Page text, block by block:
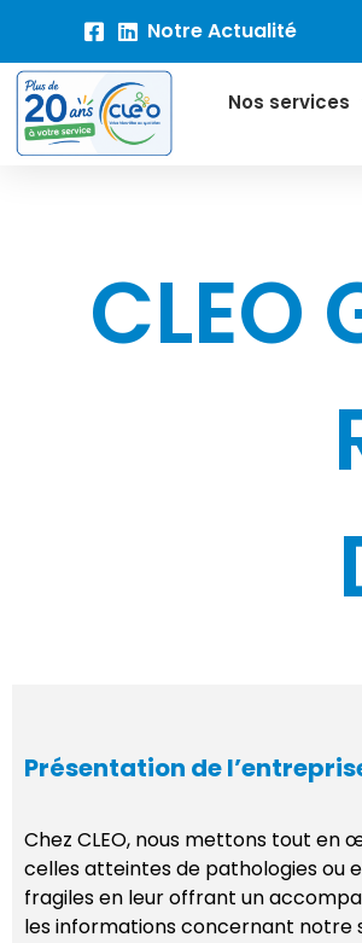
Notre Actualité
Nos services
CLEO
Présentation de
Chez CLEO, nous mettons tout en
celles atteintes de pathologies ou
fragiles en leur offrant un
les informations concernant notre